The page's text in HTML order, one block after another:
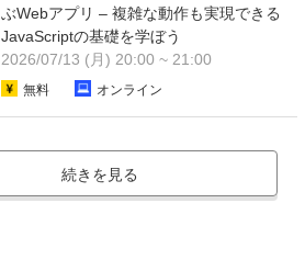
ぶWebアプリ – 複雑な動作も実現できる
JavaScriptの基礎を学ぼう
2026/07/13 (月) 20:00 ~ 21:00
無料 オンライン
続きを見る